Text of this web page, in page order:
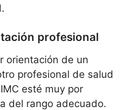
profesional
orientación de un
profesional de salud
esté muy por
del rango adecuado.